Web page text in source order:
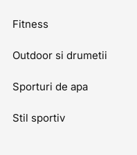
Fitness
Outdoor si drumetii
Sporturi de apa
Stil sportiv